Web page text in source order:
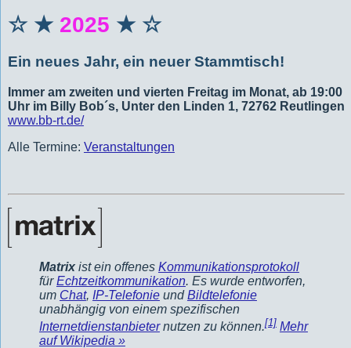
☆ ★ 2025 ★ ☆
Ein neues Jahr, ein neuer Stammtisch!
Immer am zweiten und vierten Freitag im Monat, ab 19:00
Uhr im Billy Bob´s, Unter den Linden 1, 72762 Reutlingen
www.bb-rt.de/
Alle Termine: Veranstaltungen
Matrixist ein offenes Kommunikationsprotokoll
fürEchtzeitkommunikation. Es wurde entworfen,
um Chat, IP-TelefonieundBildtelefonie
unabhängig von einem spezifischen
Internetdienstanbieternutzen zu können.[1] Mehr
auf Wikipedia »